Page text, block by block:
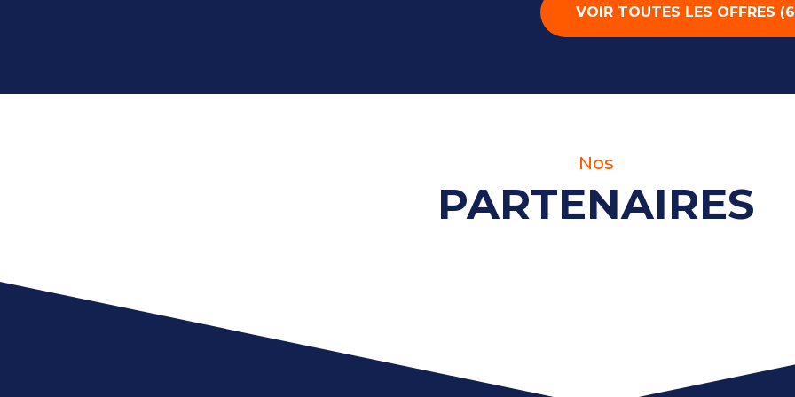
VOIR TOUTES LES OFFRES (6
Nos
PARTENAIRES